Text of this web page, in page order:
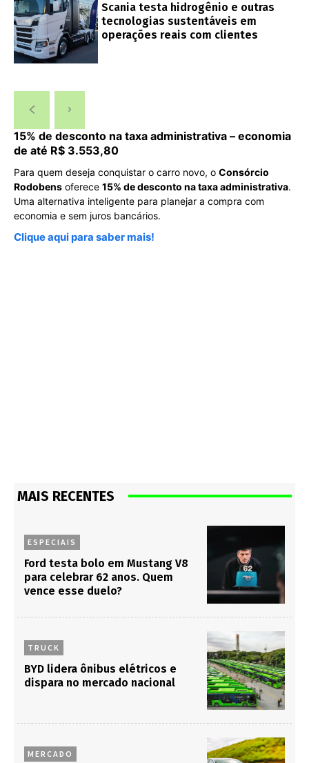
Scania testa hidrogênio e outras
tecnologias sustentáveis em
operações reais com clientes
15% de desconto na taxa administrativa – economia
de até R$ 3.553,80
Para quem deseja conquistar o carro novo, o Consórcio
Rodobens oferece 15% de desconto na taxa administrativa.
Uma alternativa inteligente para planejar a compra com
economia e sem juros bancários.
Clique aqui para saber mais!
MAIS RECENTES
ESPECIAIS
Ford testa bolo em Mustang V8
para celebrar 62 anos. Quem
vence esse duelo?
TRUCK
BYD lidera ônibus elétricos e
dispara no mercado nacional
MERCADO